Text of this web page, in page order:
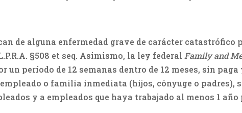
de alguna enfermedad grave de carácter
§508 et seq. Asimismo, la ley federal Family and
un período de 12 semanas dentro de 12 meses, sin
o familia inmediata (hijos, cónyuge o padres),
y a empleados que haya trabajado al menos 1